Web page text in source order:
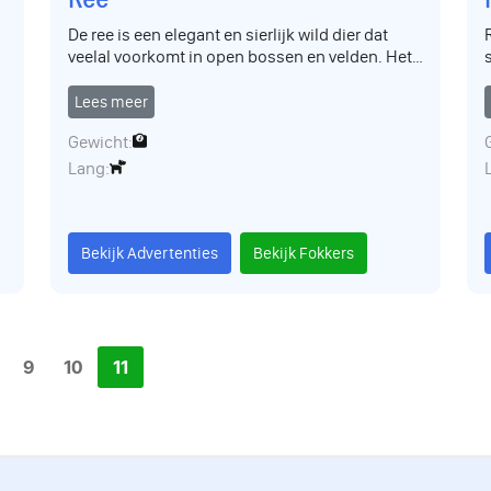
De ree is een elegant en sierlijk wild dier dat
veelal voorkomt in open bossen en velden. Het
zich moeiteloos aan diverse leefomgevingen
aan.
Lees meer
Gewicht:
Lang:
Bekijk Advertenties Bekijk Fokkers
9 10 11